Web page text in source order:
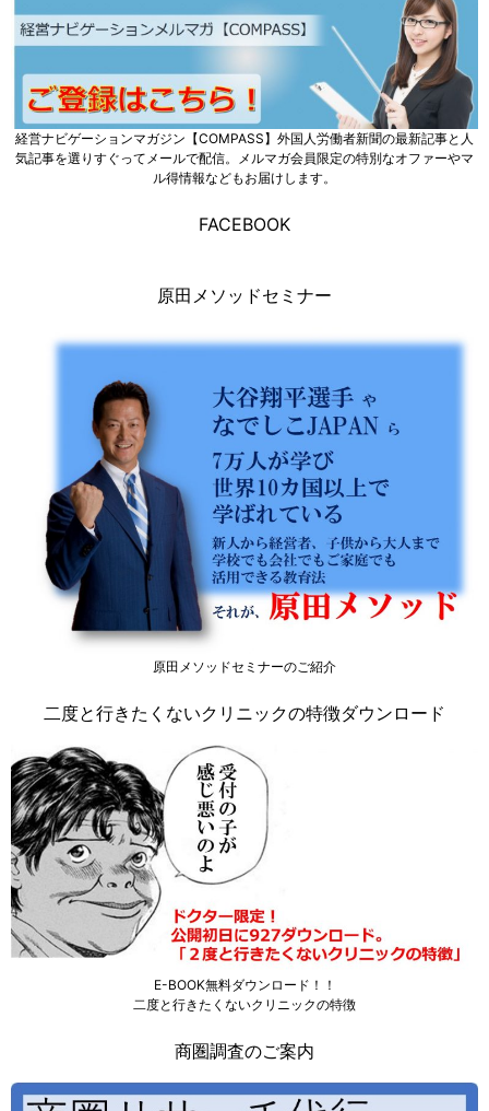
経営ナビゲーションマガジン【COMPASS】外国人労働者新聞の最新記事と人
気記事を選りすぐってメールで配信。メルマガ会員限定の特別なオファーやマ
ル得情報などもお届けします。
FACEBOOK
原田メソッドセミナー
原田メソッドセミナーのご紹介
二度と行きたくないクリニックの特徴ダウンロード
E-BOOK無料ダウンロード！！
二度と行きたくないクリニックの特徴
商圏調査のご案内